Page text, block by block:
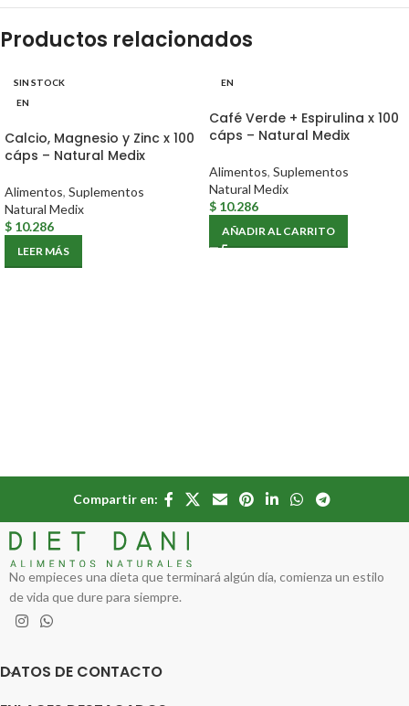
Productos relacionados
SIN STOCK
EN
Calcio, Magnesio y Zinc x 100
cáps – Natural Medix
Alimentos, Suplementos
Natural Medix
$ 10.286
LEER MÁS
EN
Café Verde + Espirulina x 100
cáps – Natural Medix
Alimentos, Suplementos
Natural Medix
$ 10.286
AÑADIR AL CARRITO
Compartir en:
No empieces una dieta que terminará algún día, comienza un estilo
de vida que dure para siempre.
DATOS DE CONTACTO